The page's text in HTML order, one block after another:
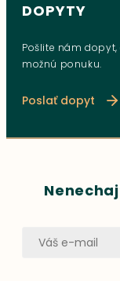
DOPYTY
Pošlite nám
možnú ponuku.
Poslať dopyt